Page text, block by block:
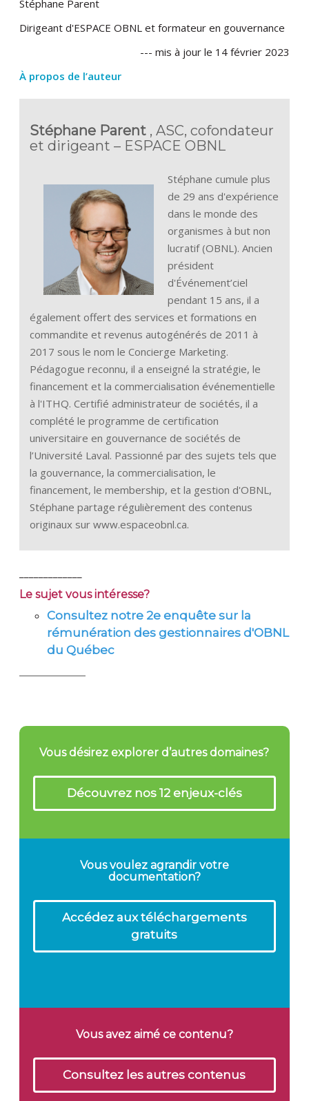
Stéphane Parent
Dirigeant d'ESPACE OBNL et formateur en gouvernance
--- mis à jour le 14 février 2023
À propos de l’auteur
Stéphane Parent , ASC, cofondateur
et dirigeant – ESPACE OBNL
Stéphane cumule plus
de 29 ans d'expérience
dans le monde des
organismes à but non
lucratif (OBNL). Ancien
président
d'Événement’ciel
pendant 15 ans, il a
également offert des services et formations en
commandite et revenus autogénérés de 2011 à
2017 sous le nom le Concierge Marketing.
Pédagogue reconnu, il a enseigné la stratégie, le
financement et la commercialisation événementielle
à l'ITHQ. Certifié administrateur de sociétés, il a
complété le programme de certification
universitaire en gouvernance de sociétés de
l’Université Laval. Passionné par des sujets tels que
la gouvernance, la commercialisation, le
financement, le membership, et la gestion d'OBNL,
Stéphane partage régulièrement des contenus
originaux sur www.espaceobnl.ca.
Le sujet vous intéresse?
Consultez notre 2e enquête sur la
rémunération des gestionnaires d'OBNL
du Québec
Vous désirez explorer d’autres domaines?
Découvrez nos 12 enjeux-clés
Vous voulez agrandir votre
documentation?
Accédez aux téléchargements
gratuits
Vous avez aimé ce contenu?
Consultez les autres contenus